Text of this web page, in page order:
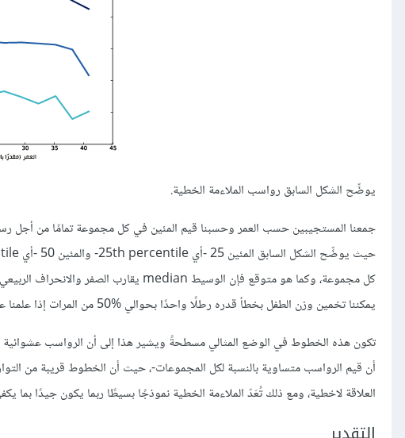
يوضِّح الشكل السابق رواسب الملاءمة الخطية.
جمعنا المستجيبين حسب العمر وحسبنا قيم المئين في كل مجموعة تمامًا من
يمكننا تخمين وزن الطفل بخطأ قدره رطلًا واحدًا بحوالي ‎50% من المرات إذا علمنا عمر الأم مسبقًا.
تكون هذه الخطوط في الوضع المثالي مسطحةً ويشير هذا إلى أن الرواسب عشوائية
أن قيم الرواسب متساوية بالنسبة لكل المجموعات-، حيث أن الخطوط قريبة من
العلاقة لاخطية، ومع ذلك تُعَدّ الملاءمة الخطية نموذجًا بسيطًا ربما يكون جيدًا بما